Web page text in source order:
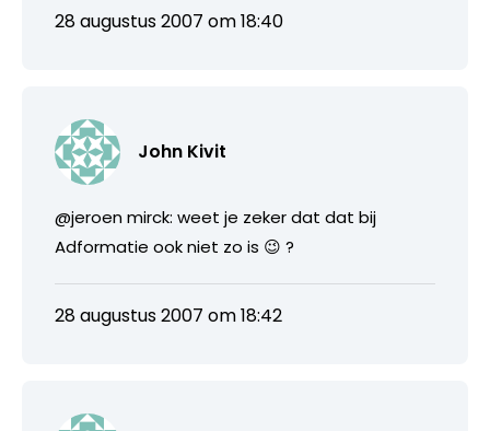
28 augustus 2007 om 18:40
John Kivit
@jeroen mirck: weet je zeker dat dat bij
Adformatie ook niet zo is 😉 ?
28 augustus 2007 om 18:42